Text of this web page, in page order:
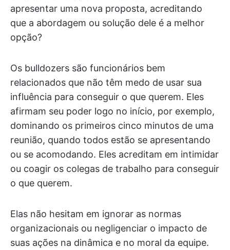
apresentar uma nova proposta, acreditando
que a abordagem ou solução dele é a melhor
opção?
Os bulldozers são funcionários bem
relacionados que não têm medo de usar sua
influência para conseguir o que querem. Eles
afirmam seu poder logo no início, por exemplo,
dominando os primeiros cinco minutos de uma
reunião, quando todos estão se apresentando
ou se acomodando. Eles acreditam em intimidar
ou coagir os colegas de trabalho para conseguir
o que querem.
Elas não hesitam em ignorar as normas
organizacionais ou negligenciar o impacto de
suas ações na dinâmica e no moral da equipe.